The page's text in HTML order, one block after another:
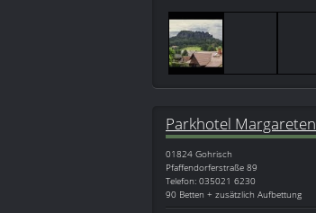
Parkhotel
01824 Gohrisch
Pfaffendorferstraße 89
Telefon: 035021 6230
90 Betten + zusätzlich Aufbettung